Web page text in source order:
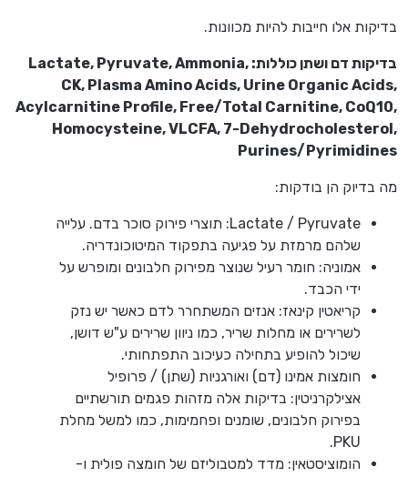
בדיקות אלו חייבות להיות מכוונות.
בדיקות דם ושתן כוללות: Lactate, Pyruvate, Ammonia,
CK, Plasma Amino Acids, Urine Organic Acids,
Acylcarnitine Profile, Free/Total Carnitine, CoQ10,
Homocysteine, VLCFA, 7-Dehydrocholesterol,
Purines/Pyrimidines
מה בדיוק הן בודקות:
Lactate / Pyruvate: תוצרי פירוק סוכר בדם. עלייה
שלהם מרמזת על פגיעה בתפקוד המיטוכונדריה.
אמוניה: חומר רעיל שנוצר מפירוק חלבונים ומופרש על
ידי הכבד.
קריאטין קינאז: אנזים המשתחרר לדם כאשר יש נזק
לשרירים או מחלות שריר, כמו ניוון שרירים ע"ש דושן,
שיכול להופיע בתחילה כעיכוב התפתחותי.
חומצות אמינו (דם) ואורגניות (שתן) / פרופיל
אצילקרניטין: בדיקות אלה מזהות פגמים תורשתיים
בפירוק חלבונים, שומנים ופחמימות, כמו למשל מחלת
PKU.
הומוציסטאין: מדד למטבוליזם של חומצה פולית ו-